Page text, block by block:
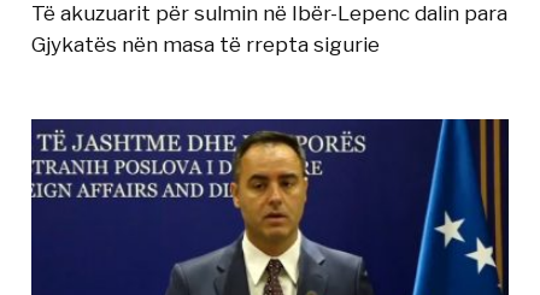
Të akuzuarit për sulmin në Ibër-Lepenc dalin para
Gjykatës nën masa të rrepta sigurie